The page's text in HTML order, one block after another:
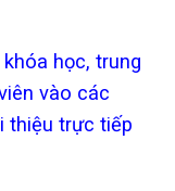
học, trung
vào các
thiệu trực tiếp